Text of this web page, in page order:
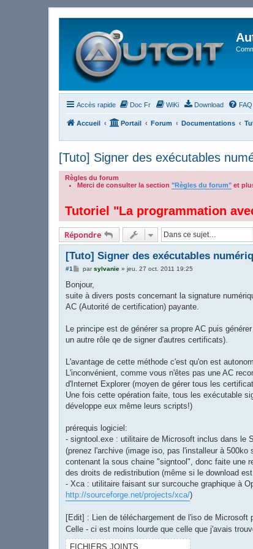
Accès rapide Doc Fr WiKi Download FAQ
Accueil Portail Forum Documentations
[Tuto] Signer des exécutables
Règles du forum
Merci de consulter la section "Règles du forum" et
Tutoriel "La programmation
Répondre
[Tuto] Signer des exécutables
#1
M
s
s
a
g
e
parsylvanie» jeu. 27 oct. 2011 19:25
Bonjour,
suite à divers posts concernant la signature
AC (Autorité de certification) payante.
Le principe est de générer sa propre AC puis
un autre rôle qe de signer d'autres certificats).
L'avantage de cette méthode c'est qu'on est
L'inconvénient, comme vous n'êtes pas une AC
d'Internet Explorer (moyen de gérer tous les
Une fois cette opération faite, tous les exécutable
développe eux même leurs scripts!)
prérequis logiciel:
- signtool.exe : utilitaire de Microsoft inclus dans le
(prenez l'archive (image iso, pas l'installeur à
contenant la sous chaine "signtool", donc faite une
des droits de redistribution (même si le download
- Xca : utilitaire faisant sur surcouche graphique à
http://sourceforge.net/projects/xca/)
[Edit] : Lien de téléchargement de l'iso de Microsoft
Celle - ci est moins lourde que celle que j'avais
FICHIERS JOINTS